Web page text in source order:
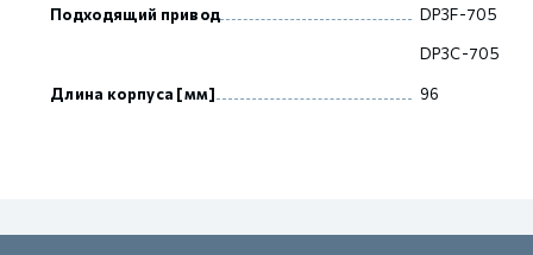
Подходящий привод DP3F-705
DP3C-705
Длина корпуса [мм] 96